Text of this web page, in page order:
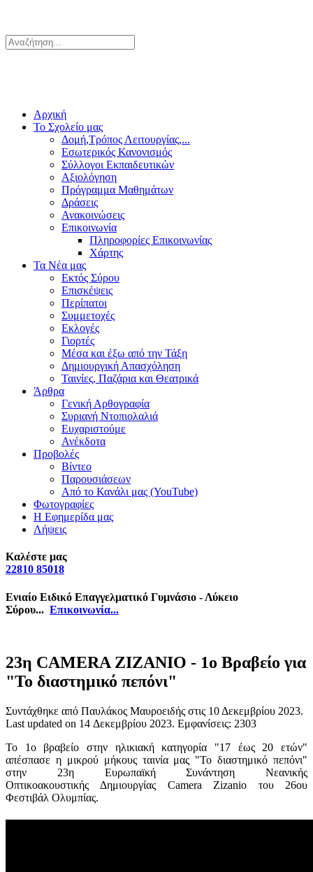
Αρχική
Το Σχολείο μας
Δομή,Τρόπος Λειτουργίας,...
Εσωτερικός Κανονισμός
Σύλλογοι Εκπαιδευτικών
Αξιολόγηση
Πρόγραμμα Μαθημάτων
Δράσεις
Ανακοινώσεις
Επικοινωνία
Πληροφορίες Επικοινωνίας
Χάρτης
Τα Νέα μας
Εκτός Σύρου
Επισκέψεις
Περίπατοι
Συμμετοχές
Εκλογές
Γιορτές
Μέσα και έξω από την Τάξη
Δημιουργική Απασχόληση
Ταινίες, Παζάρια και Θεατρικά
Άρθρα
Γενική Αρθογραφία
Συριανή Ντοπιολαλιά
Ευχαριστούμε
Ανέκδοτα
Προβολές
Βίντεο
Παρουσιάσεων
Από το Κανάλι μας (YouTube)
Φωτογραφίες
Η Εφημερίδα μας
Λήψεις
Καλέστε μας
22810 85018
Ενιαίο Ειδικό Επαγγελματικό Γυμνάσιο - Λύκειο
Σύρου... Επικοινωνία...
23η CAMERA ZIZANIO - 1ο Βραβείο για
"Το διαστημικό πεπόνι"
Συντάχθηκε από Παυλάκος Μαυροειδής στις 10 Δεκεμβρίου 2023.
Last updated on 14 Δεκεμβρίου 2023. Εμφανίσεις: 2303
Το 1ο βραβείο στην ηλικιακή κατηγορία "17 έως 20 ετών"
απέσπασε η μικρού μήκους ταινία μας "Το διαστημικό πεπόνι"
στην 23η Ευρωπαϊκή Συνάντηση Νεανικής
Οπτικοακουστικής Δημιουργίας Camera Zizanio του 26ου
Φεστιβάλ Ολυμπίας.